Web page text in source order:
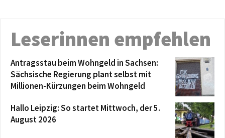
Leserinnen empfehlen
Antragsstau beim Wohngeld in Sachsen:
Sächsische Regierung plant selbst mit
Millionen-Kürzungen beim Wohngeld
Hallo Leipzig: So startet Mittwoch, der 5.
August 2026